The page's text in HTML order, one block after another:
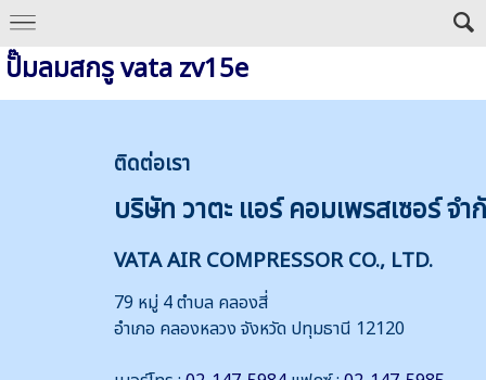
ปั๊มลมสกรู vata zv15e
ติดต่อเรา
บริษัท วาตะ แอร์ คอมเพรสเซอร์ จำ
VATA AIR COMPRESSOR CO., LTD.
79 หมู่ 4 ตำบล คลองสี่
อำเภอ คลองหลวง จังหวัด ปทุมธานี 12120